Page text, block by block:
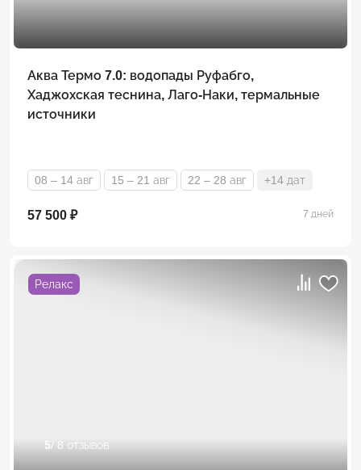
Аква Термо 7.0: водопады Руфабго,
Хаджохская теснина, Лаго-Наки, термальные
источники
08 – 14 авг 15 – 21 авг 22 – 28 авг +14 дат
57 500 ₽ 7 дней
Релакс
5/ 8 отзывов